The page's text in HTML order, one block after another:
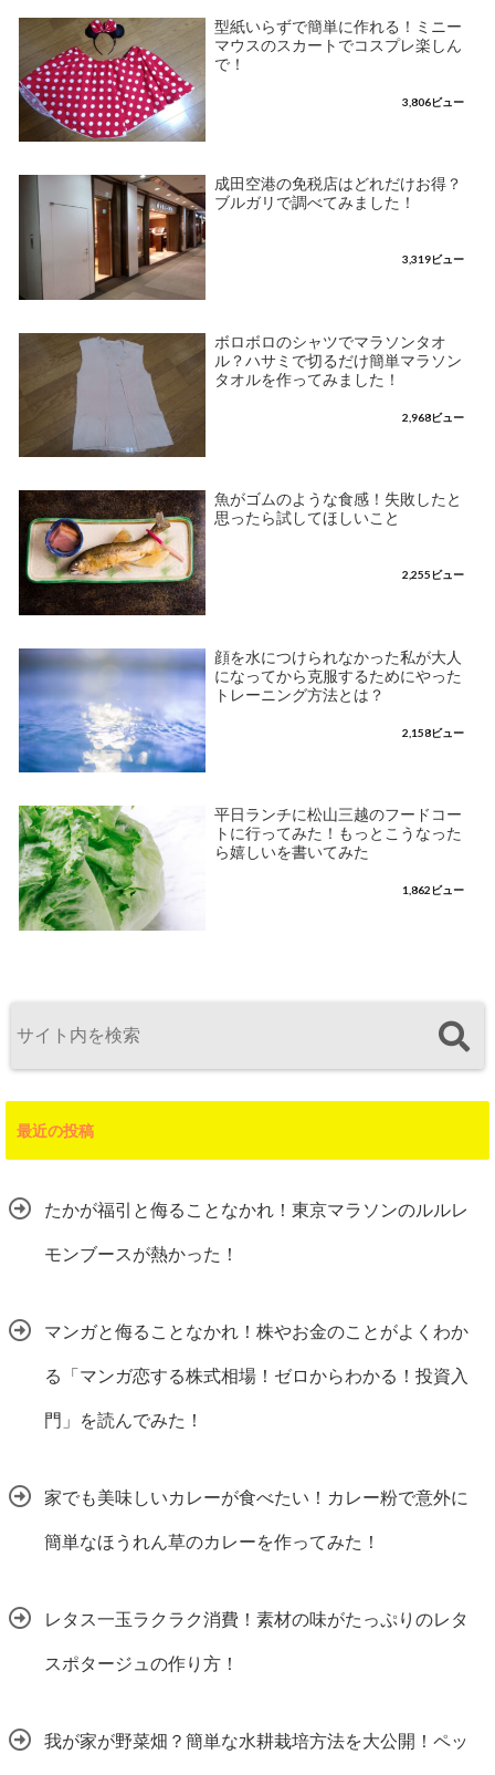
型紙いらずで簡単に作れる！ミニー
マウスのスカートでコスプレ楽しん
で！
3,806ビュー
成田空港の免税店はどれだけお得？
ブルガリで調べてみました！
3,319ビュー
ボロボロのシャツでマラソンタオ
ル？ハサミで切るだけ簡単マラソン
タオルを作ってみました！
2,968ビュー
魚がゴムのような食感！失敗したと
思ったら試してほしいこと
2,255ビュー
顔を水につけられなかった私が大人
になってから克服するためにやった
トレーニング方法とは？
2,158ビュー
平日ランチに松山三越のフードコー
トに行ってみた！もっとこうなった
ら嬉しいを書いてみた
1,862ビュー
最近の投稿
たかが福引と侮ることなかれ！東京マラソンのルルレ
モンブースが熱かった！
マンガと侮ることなかれ！株やお金のことがよくわか
る「マンガ恋する株式相場！ゼロからわかる！投資入
門」を読んでみた！
家でも美味しいカレーが食べたい！カレー粉で意外に
簡単なほうれん草のカレーを作ってみた！
レタス一玉ラクラク消費！素材の味がたっぷりのレタ
スポタージュの作り方！
我が家が野菜畑？簡単な水耕栽培方法を大公開！ペッ